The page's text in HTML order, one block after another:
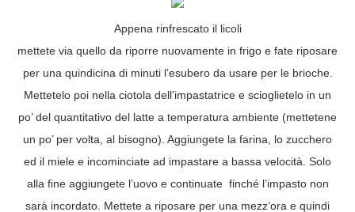
Appena rinfrescato il licoli
mettete via quello da riporre nuovamente in frigo e fate riposare
per una quindicina di minuti l’esubero da usare per le brioche.
Mettetelo poi nella ciotola dell’impastatrice e scioglietelo in un
po’ del quantitativo del latte a temperatura ambiente (mettetene
un po’ per volta, al bisogno). Aggiungete la farina, lo zucchero
ed il miele e incominciate ad impastare a bassa velocità. Solo
alla fine aggiungete l’uovo e continuate finché l’impasto non
sarà incordato. Mettete a riposare per una mezz’ora e quindi